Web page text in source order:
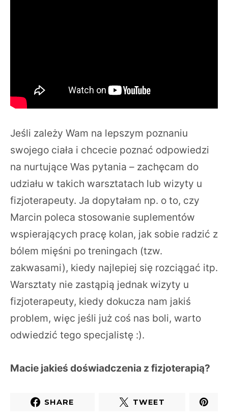
Jeśli zależy Wam na lepszym poznaniu
swojego ciała i chcecie poznać odpowiedzi
na nurtujące Was pytania – zachęcam do
udziału w takich warsztatach lub wizyty u
fizjoterapeuty. Ja dopytałam np. o to, czy
Marcin poleca stosowanie suplementów
wspierających pracę kolan, jak sobie radzić z
bólem mięśni po treningach (tzw.
zakwasami), kiedy najlepiej się rozciągać itp.
Warsztaty nie zastąpią jednak wizyty u
fizjoterapeuty, kiedy dokucza nam jakiś
problem, więc jeśli już coś nas boli, warto
odwiedzić tego specjalistę :).
Macie jakieś doświadczenia z fizjoterapią?
SHARE TWEET